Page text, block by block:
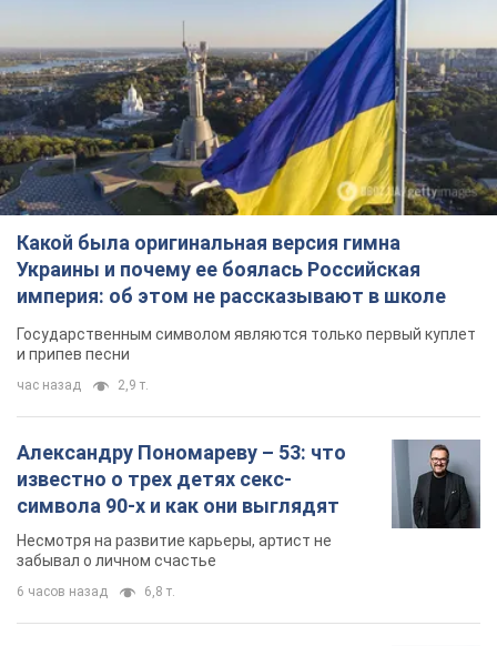
Какой была оригинальная версия гимна
Украины и почему ее боялась Российская
империя: об этом не рассказывают в школе
Государственным символом являются только первый куплет
и припев песни
час назад 2,9 т.
Александру Пономареву – 53: что
известно о трех детях секс-
символа 90-х и как они выглядят
Несмотря на развитие карьеры, артист не
забывал о личном счастье
6 часов назад 6,8 т.